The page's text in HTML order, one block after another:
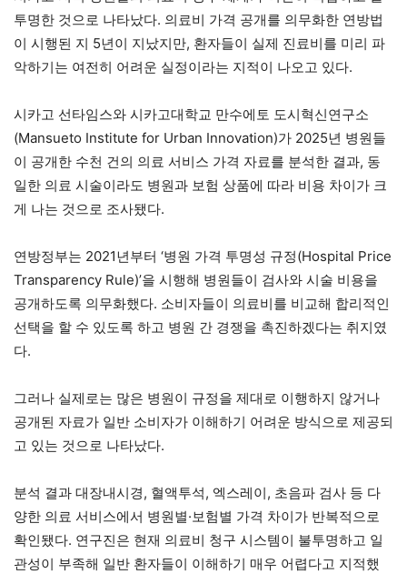
투명한 것으로 나타났다. 의료비 가격 공개를 의무화한 연방법
이 시행된 지 5년이 지났지만, 환자들이 실제 진료비를 미리 파
악하기는 여전히 어려운 실정이라는 지적이 나오고 있다.
시카고 선타임스와 시카고대학교 만수에토 도시혁신연구소
(Mansueto Institute for Urban Innovation)가 2025년 병원들
이 공개한 수천 건의 의료 서비스 가격 자료를 분석한 결과, 동
일한 의료 시술이라도 병원과 보험 상품에 따라 비용 차이가 크
게 나는 것으로 조사됐다.
연방정부는 2021년부터 ‘병원 가격 투명성 규정(Hospital Price
Transparency Rule)’을 시행해 병원들이 검사와 시술 비용을
공개하도록 의무화했다. 소비자들이 의료비를 비교해 합리적인
선택을 할 수 있도록 하고 병원 간 경쟁을 촉진하겠다는 취지였
다.
그러나 실제로는 많은 병원이 규정을 제대로 이행하지 않거나
공개된 자료가 일반 소비자가 이해하기 어려운 방식으로 제공되
고 있는 것으로 나타났다.
분석 결과 대장내시경, 혈액투석, 엑스레이, 초음파 검사 등 다
양한 의료 서비스에서 병원별·보험별 가격 차이가 반복적으로
확인됐다. 연구진은 현재 의료비 청구 시스템이 불투명하고 일
관성이 부족해 일반 환자들이 이해하기 매우 어렵다고 지적했